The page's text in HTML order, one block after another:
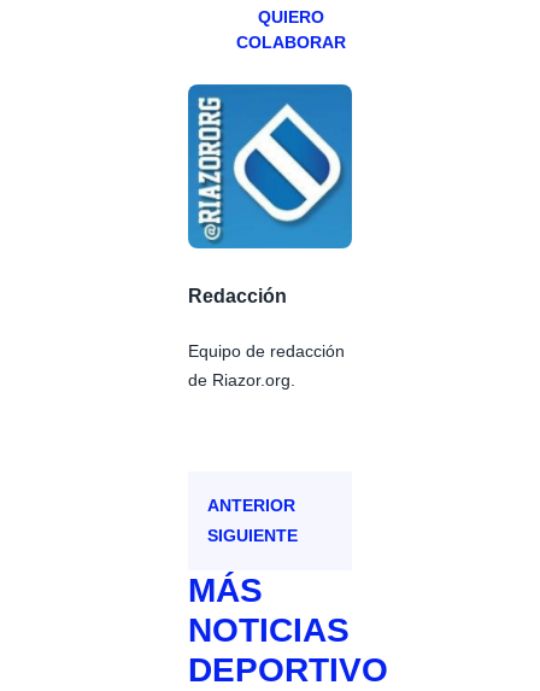
QUIERO
COLABORAR
Redacción
Equipo de redacción
de Riazor.org.
ANTERIOR
SIGUIENTE
MÁS
NOTICIAS
DEPORTIVO